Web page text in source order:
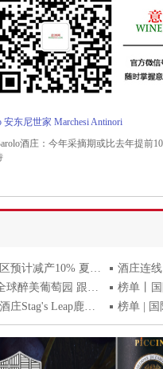
安东尼世家 Marchesi Antinori
酒庄：今年采摘期或比去年提前
2021采摘季产区连线 | 经典基安蒂产区预计减产10% 夏季干热期待采摘前降雨
榜单丨Antinori安东尼世家获评2022全球醉美葡萄园 跟意酒网神游意9家醉美酒庄
名庄快讯 | 巴黎审判大赢家美国旗舰酒庄Stag's Leap鹿跃酒窖被收购 意大利安东尼世家掌控全部股权